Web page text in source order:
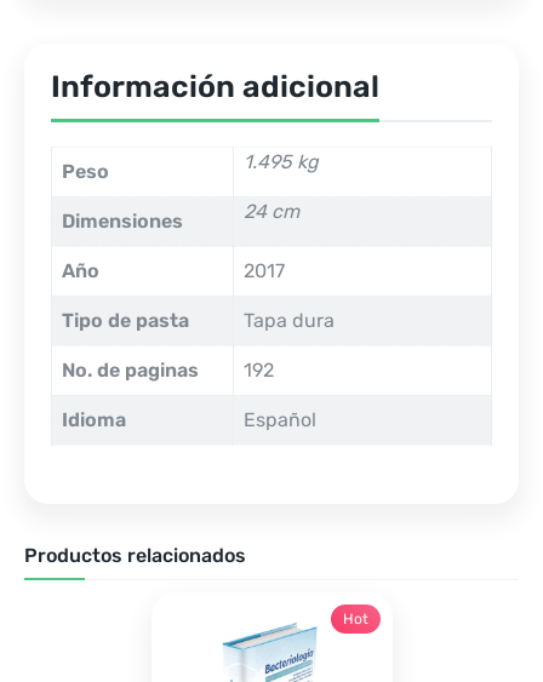
Información adicional
Peso 1.495 kg
Dimensiones 24 cm
Año 2017
Tipo de pasta Tapa dura
No. de paginas 192
Idioma Español
Productos relacionados
Hot